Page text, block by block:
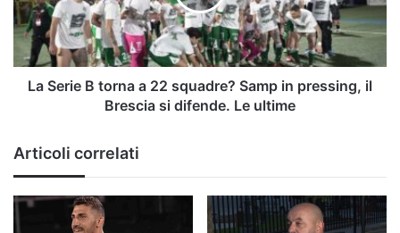
22
squadre?
Samp
in
pressing,
difende.
Le
ultime
La Serie B torna a 22 squadre? Samp in pressing, il
Brescia si difende. Le ultime
Articoli correlati